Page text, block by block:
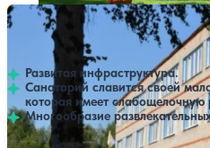
Санаторий Нива
11 отзывов
Пенза
Развитая инфраструктура.
Санаторий славится своей
которая имеет слабощелочную
Многообразие
Нет цен или свободных
Выбрать